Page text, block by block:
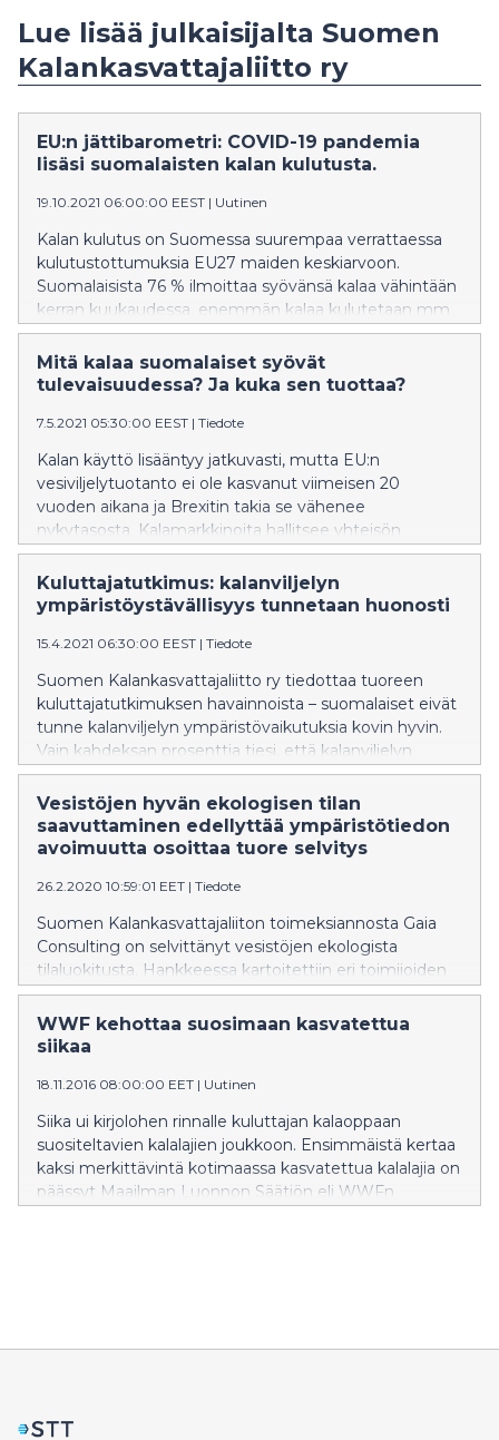
Lue lisää julkaisijalta Suomen
Kalankasvattajaliitto ry
EU:n jättibarometri: COVID-19 pandemia
lisäsi suomalaisten kalan kulutusta.
19.10.2021 06:00:00 EEST | Uutinen
Kalan kulutus on Suomessa suurempaa verrattaessa
kulutustottumuksia EU27 maiden keskiarvoon.
Suomalaisista 76 % ilmoittaa syövänsä kalaa vähintään
kerran kuukaudessa. enemmän kalaa kulutetaan mm
Portugalissa, Espanjassa, Kreikassa, Tanskassa ja
Ruotsissa. Suomi sijoittuu kymmenenneksi maiden
kalankulutustottumuslistalla. Keskimäärin Euroopassa
Suurin osa kalasta ostetaan kaupoista ja valmistetaan
kotona. Suomalaisista 95 % sanoo ostavansa kalan
kaupasta. Ravintolassa kalaa kertoo syövänsä
vähintään kerran kuussa noin viidennes suomalaisista,
saman verran kuin EU27-maissa keskimäärin.
Euroopan komission toimesta haastateltiin maalis-
kuluttajaa.
Mitä kalaa suomalaiset syövät
tulevaisuudessa? Ja kuka sen tuottaa?
7.5.2021 05:30:00 EEST | Tiedote
Kalan käyttö lisääntyy jatkuvasti, mutta EU:n
vesiviljelytuotanto ei ole kasvanut viimeisen 20
vuoden aikana ja Brexitin takia se vähenee
nykytasosta. Kalamarkkinoita hallitsee yhteisön
ulkopuolelta tuotu kala. Tahtoa kehittää ja lisätä omaa
vesiviljelytuotantoa, samoin mahdollisuuksia kalan
kestävään tuotantoon EU:n alueelta kyllä löytyy.
osaamista, mutta löytyykö osaavaa työvoimaa?
Kehittyvät ja uudistuvat vesiviljely-yritykset tarvitsevat
osaavaa ja sitoutunutta henkilökuntaa, mutta
vesiviljelyalan koulutukseen hakeutuu hyvin vähän
uusia opiskelijoita. Tätä työvoiman saatavuuden
vinoumaa pyritään oikaisemaan kansainvälisellä
Kuluttajatutkimus: kalanviljelyn
ympäristöystävällisyys tunnetaan huonosti
15.4.2021 06:30:00 EEST | Tiedote
Suomen Kalankasvattajaliitto ry tiedottaa tuoreen
kuluttajatutkimuksen havainnoista – suomalaiset eivät
tunne kalanviljelyn ympäristövaikutuksia kovin hyvin.
Vain kahdeksan prosenttia tiesi, että kalanviljelyn
vaikutus Itämeren tilaan on erittäin pieni. Tutkimus
osoitti, että väärät käsitykset vaikuttavat suomalaisten
mielipiteisiin kalankasvatuksesta.
Vesistöjen hyvän ekologisen tilan
saavuttaminen edellyttää ympäristötiedon
avoimuutta osoittaa tuore selvitys
26.2.2020 10:59:01 EET | Tiedote
Suomen Kalankasvattajaliiton toimeksiannosta Gaia
Consulting on selvittänyt vesistöjen ekologista
tilaluokitusta. Hankkeessa kartoitettiin eri toimijoiden
roolit luokitteluprosessissa, sekä käytetyt tietokannat
ja tausta-aineistot. Nykytilanteessa vesistöhanketta
suunnittelevan ei ole mahdollista ennakoida
tavoitteisiin julkisten aineistojen avulla.
WWF kehottaa suosimaan kasvatettua
siikaa
18.11.2016 08:00:00 EET | Uutinen
Siika ui kirjolohen rinnalle kuluttajan kalaoppaan
suositeltavien kalalajien joukkoon. Ensimmäistä kertaa
kaksi merkittävintä kotimaassa kasvatettua kalalajia on
päässyt Maailman Luonnon Säätiön eli WWFn